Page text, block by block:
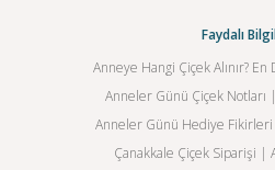
Faydalı
Anneye Hangi Çiçek Alınır?
Anneler Günü Çiçek Notları
Anneler Günü Hediye
Çanakkale Çiçek Siparişi |